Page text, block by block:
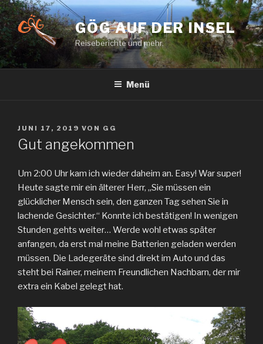
Zum
Inhalt
springen
GÖG AUF DER INSEL
Reiseberichte und mehr.
Menü
VERÖFFENTLICHT
AM
JUNI 17, 2019 VON GG
Gut angekommen
Um 2:00 Uhr kam ich wieder daheim an. Easy! War super!
Heute sagte mir ein älterer Herr, „Sie müssen ein
glücklicher Mensch sein, den ganzen Tag sehen Sie in
lachende Gesichter.“ Konnte ich bestätigen! In wenigen
Stunden gehts weiter… Werde wohl etwas später
anfangen, da erst mal meine Batterien geladen werden
müssen. Die Ladegeräte sind direkt im Auto und das
steht bei Rainer, meinem Freundlichen Nachbarn, der mir
extra ein Kabel gelegt hat.